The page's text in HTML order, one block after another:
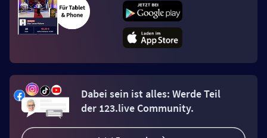
Dabei sein ist alles: Werde Teil
der 123.live Community.